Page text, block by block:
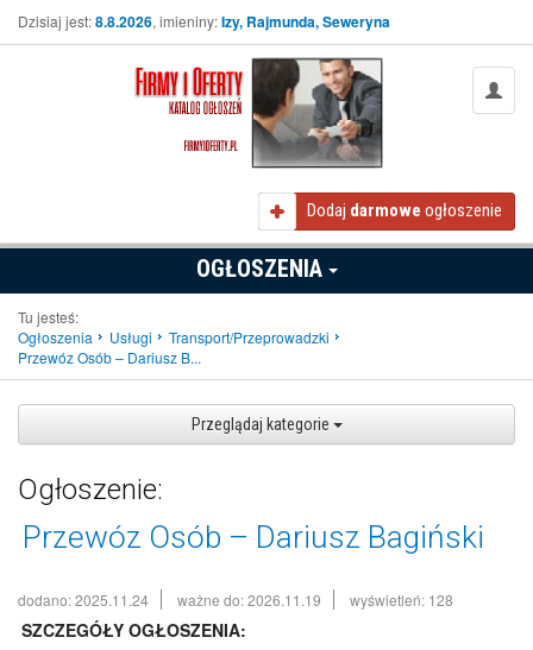
Dzisiaj jest:8.8.2026, imieniny:Izy, Rajmunda, Seweryna
Dodaj darmowe ogłoszenie
OGŁOSZENIA
Tu jesteś:
Ogłoszenia
Usługi
Transport/Przeprowadzki
Przewóz Osób – Dariusz B...
Przeglądaj kategorie
Ogłoszenie:
Przewóz Osób – Dariusz Bagiński
dodano: 2025.11.24 ważne do: 2026.11.19 wyświetleń: 128
SZCZEGÓŁY OGŁOSZENIA: